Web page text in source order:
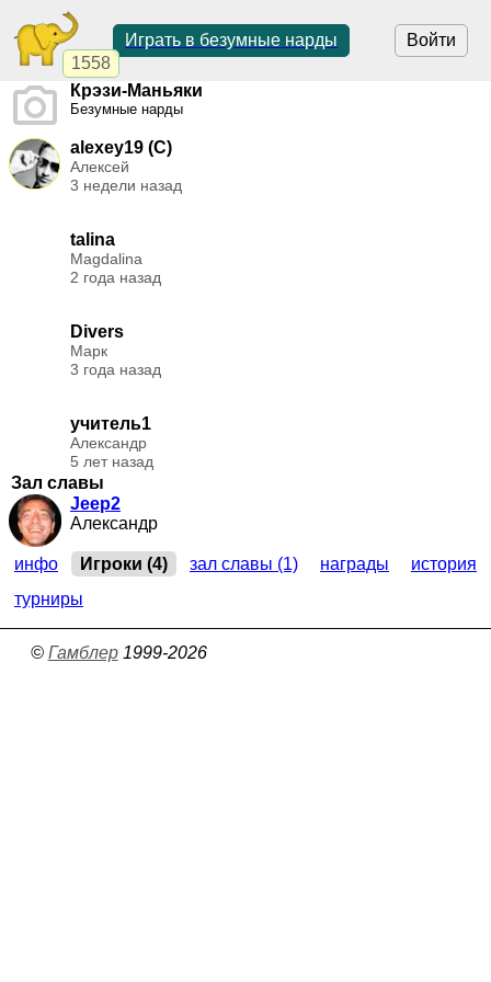
1558
Войти
Играть в безумные нарды
Крэзи-Маньяки
Безумные нарды
alexey19 (C)
Алексей
3 недели назад
talina
Magdalina
2 года назад
Divers
Марк
3 года назад
учитель1
Александр
5 лет назад
Зал славы
Jeep2
Александр
инфо Игроки (4) зал славы (1) награды
история
турниры
© Гамблер1999-2026